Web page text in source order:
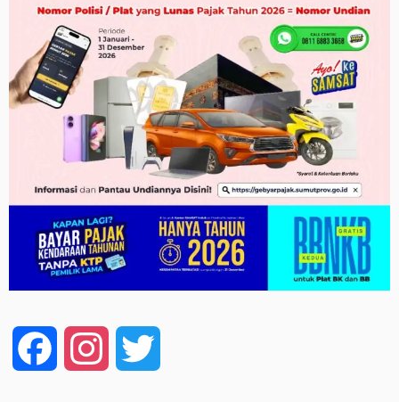
Facebook Instagram